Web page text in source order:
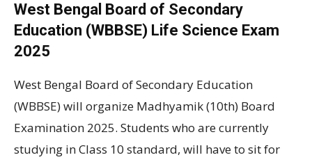
West Bengal Board of Secondary
Education (WBBSE) Life Science Exam
2025
West Bengal Board of Secondary Education
(WBBSE) will organize Madhyamik (10th) Board
Examination 2025. Students who are currently
studying in Class 10 standard, will have to sit for